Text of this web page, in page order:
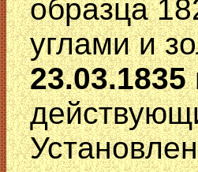
образца
углами и
23.03.1835